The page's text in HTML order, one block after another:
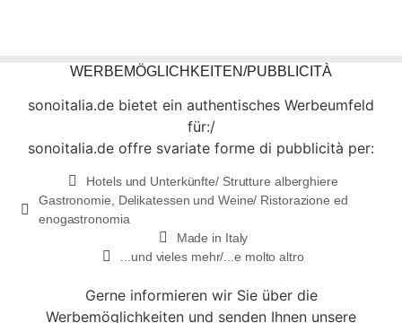
WERBEMÖGLICHKEITEN/PUBBLICITÀ
sonoitalia.de bietet ein authentisches Werbeumfeld
für:/
sonoitalia.de offre svariate forme di pubblicità per:
Hotels und Unterkünfte/ Strutture alberghiere
Gastronomie, Delikatessen und Weine/ Ristorazione ed
enogastronomia
Made in Italy
...und vieles mehr/...e molto altro
Gerne informieren wir Sie über die
Werbemöglichkeiten und senden Ihnen unsere